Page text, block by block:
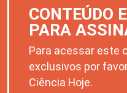
CONTEÚDO
PARA
Para acessar este
exclusivos por
Ciência Hoje.